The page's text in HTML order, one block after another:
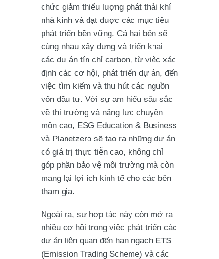
chức giảm thiểu lượng phát thải khí
nhà kính và đạt được các mục tiêu
phát triển bền vững. Cả hai bên sẽ
cùng nhau xây dựng và triển khai
các dự án tín chỉ carbon, từ việc xác
định các cơ hội, phát triển dự án, đến
việc tìm kiếm và thu hút các nguồn
vốn đầu tư. Với sự am hiểu sâu sắc
về thị trường và năng lực chuyên
môn cao, ESG Education & Business
và Planetzero sẽ tạo ra những dự án
có giá trị thực tiễn cao, không chỉ
góp phần bảo vệ môi trường mà còn
mang lại lợi ích kinh tế cho các bên
tham gia.
Ngoài ra, sự hợp tác này còn mở ra
nhiều cơ hội trong việc phát triển các
dự án liên quan đến hạn ngạch ETS
(Emission Trading Scheme) và các